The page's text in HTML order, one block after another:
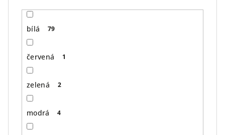
bílá 79
červená 1
zelená 2
modrá 4